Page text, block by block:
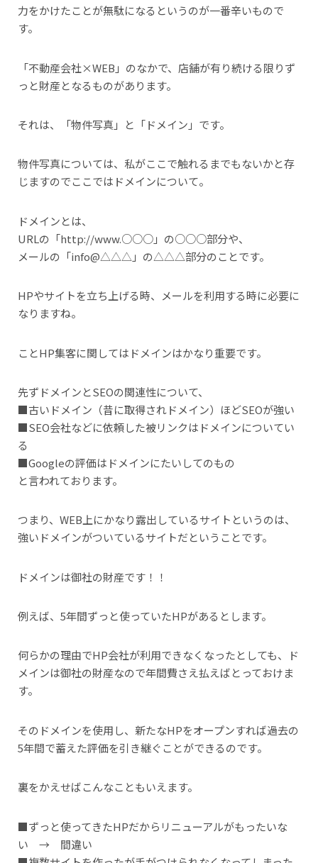
力をかけたことが無駄になるというのが一番辛いもので
す。
「不動産会社×WEB」のなかで、店舗が有り続ける限りず
っと財産となるものがあります。
それは、「物件写真」と「ドメイン」です。
物件写真については、私がここで触れるまでもないかと存
じますのでここではドメインについて。
ドメインとは、
URLの「http://www.○○○」の○○○部分や、
メールの「info@△△△」の△△△部分のことです。
HPやサイトを立ち上げる時、メールを利用する時に必要に
なりますね。
ことHP集客に関してはドメインはかなり重要です。
先ずドメインとSEOの関連性について、
■古いドメイン（昔に取得されドメイン）ほどSEOが強い
■SEO会社などに依頼した被リンクはドメインについてい
る
■Googleの評価はドメインにたいしてのもの
と言われております。
つまり、WEB上にかなり露出しているサイトというのは、
強いドメインがついているサイトだということです。
ドメインは御社の財産です！！
例えば、5年間ずっと使っていたHPがあるとします。
何らかの理由でHP会社が利用できなくなったとしても、ド
メインは御社の財産なので年間費さえ払えばとっておけま
す。
そのドメインを使用し、新たなHPをオープンすれば過去の
5年間で蓄えた評価を引き継ぐことができるのです。
裏をかえせばこんなこともいえます。
■ずっと使ってきたHPだからリニューアルがもったいな
い → 間違い